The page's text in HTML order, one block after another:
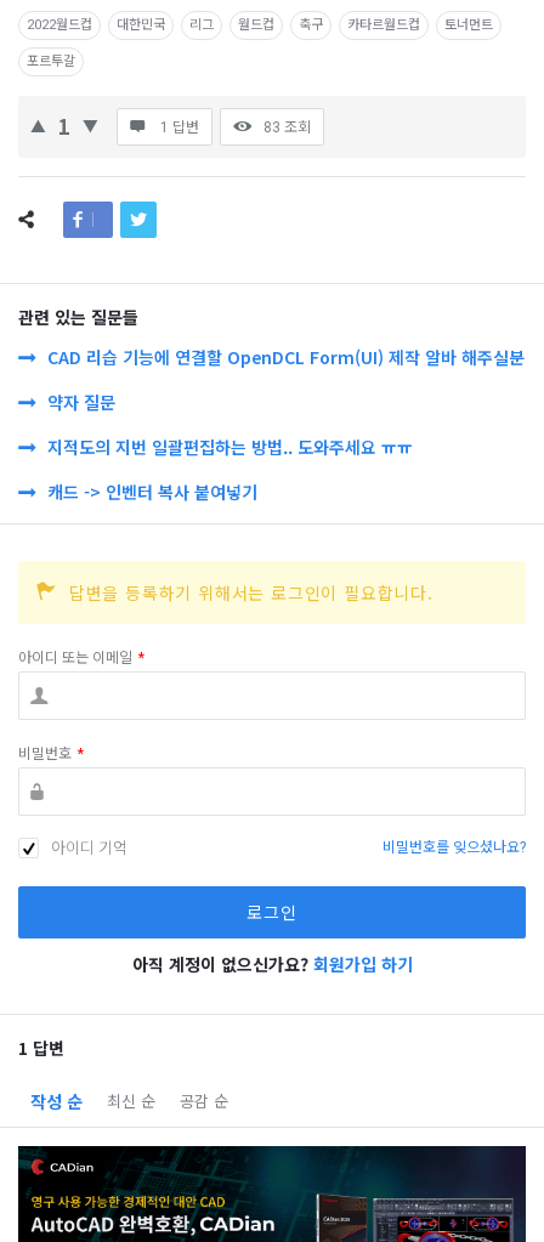
2022월드컵 대한민국 리그 월드컵 축구 카타르월드컵 토너먼트
포르투갈
1 1 답변 83 조회
관련 있는 질문들
CAD 리습 기능에 연결할 OpenDCL Form(UI) 제작 알바 해주실분
약자 질문
지적도의 지번 일괄편집하는 방법.. 도와주세요 ㅠㅠ
캐드 -> 인벤터 복사 붙여넣기
답변을 등록하기 위해서는 로그인이 필요합니다.
아이디 또는 이메일 *
비밀번호 *
아이디 기억 비밀번호를 잊으셨나요?
아직 계정이 없으신가요? 회원가입 하기
1 답변
작성 순 최신 순 공감 순